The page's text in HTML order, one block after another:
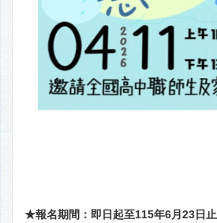
★報名期間：即日起至115年6月23日止